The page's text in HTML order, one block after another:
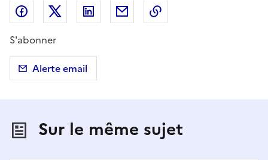
Partager sur Facebook
Partager sur X (anciennement Twitter)
Partager sur LinkedIn
Partager par email
S'abonner
Alerte email
Sur le même sujet